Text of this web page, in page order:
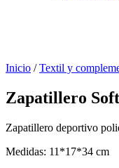
Inicio /Textil y
Zapatillero
Zapatillero deportivo
Medidas: 11*17*34 cm